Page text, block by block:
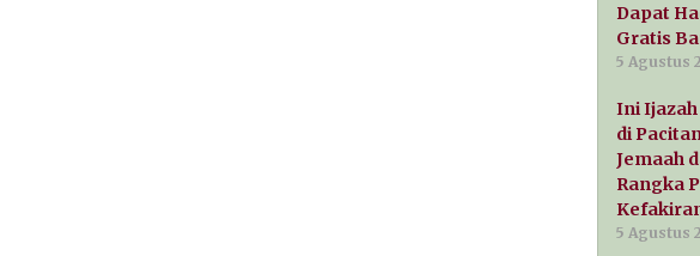
Dapat
Gratis
5 Agustus
Ini
di
Jemaah
Rangka
5 Agustus